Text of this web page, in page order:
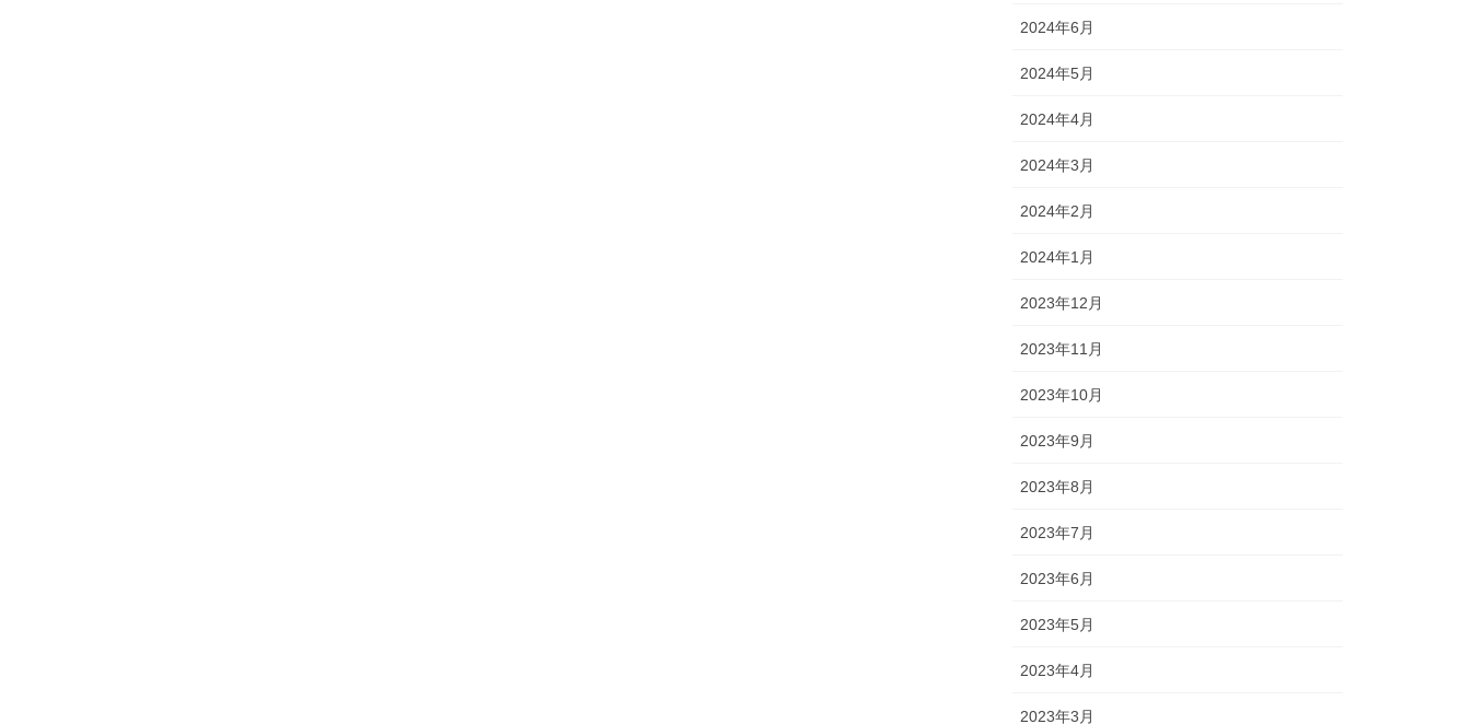
2024年6月
2024年5月
2024年4月
2024年3月
2024年2月
2024年1月
2023年12月
2023年11月
2023年10月
2023年9月
2023年8月
2023年7月
2023年6月
2023年5月
2023年4月
2023年3月